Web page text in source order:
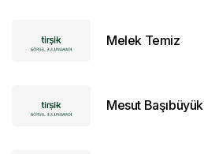
Melek Temiz
Mesut Başıbüyük